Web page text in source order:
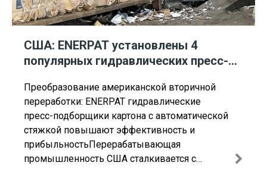
США: ENERPAT установлены 4
популярных гидравлических пресс-
автоматической стяжкой.
Преобразование американской вторичной
переработки: ENERPAT гидравлические
пресс-подборщики картона с автоматической
стяжкой повышают эффективность и
прибыльностьПерерабатывающая
промышленность США сталкивается с